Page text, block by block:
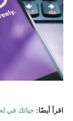
اقرأ أيضًا: حياتك في